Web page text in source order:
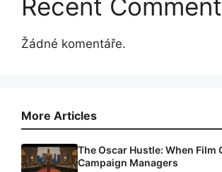
Recent
Žádné komentáře.
More Articles
The Oscar Hustle: When Film
Campaign Managers